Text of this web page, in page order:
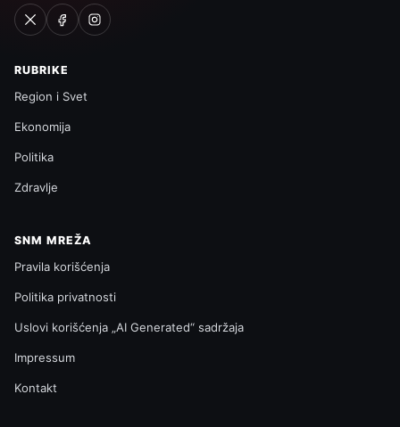
RUBRIKE
Region i Svet
Ekonomija
Politika
Zdravlje
SNM MREŽA
Pravila korišćenja
Politika privatnosti
Uslovi korišćenja „AI Generated“ sadržaja
Impressum
Kontakt